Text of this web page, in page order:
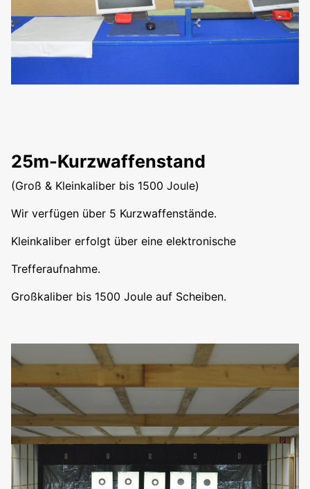
25m-Kurzwaffenstand
(Groß & Kleinkaliber bis 1500 Joule)
Wir verfügen über 5 Kurzwaffenstände.
Kleinkaliber erfolgt über eine elektronische
Trefferaufnahme.
Großkaliber bis 1500 Joule auf Scheiben.